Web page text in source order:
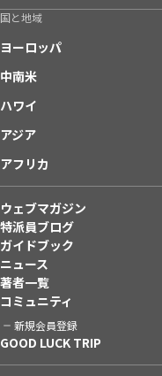
国と地域
ヨーロッパ
中南米
ハワイ
アジア
アフリカ
ウェブマガジン
特派員ブログ
ガイドブック
ニュース
著者一覧
コミュニティ
新規会員登録
GOOD LUCK TRIP